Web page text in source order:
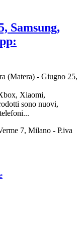
Samsung,
(Matera) - Giugno 25,
Xiaomi,
sono nuovi,
7, Milano - P.iva